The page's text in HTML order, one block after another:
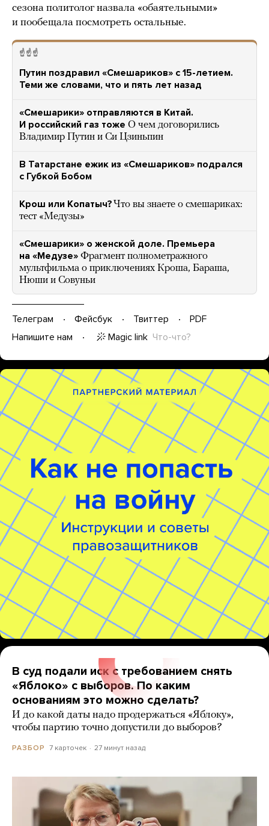
сезона политолог назвала «обаятельными»
и пообещала посмотреть остальные.
☝️☝️☝️
Путин поздравил «Смешариков» с 15-летием.
Теми же словами, что и пять лет назад
«Смешарики» отправляются в Китай.
И российский газ тоже О чем договорились
Владимир Путин и Си Цзиньпин
В Татарстане ежик из «Смешариков» подрался
с Губкой Бобом
Крош или Копатыч? Что вы знаете о смешариках:
тест «Медузы»
«Смешарики» о женской доле. Премьера
на «Медузе» Фрагмент полнометражного
мультфильма о приключениях Кроша, Бараша,
Нюши и Совуньи
Телеграм Фейсбук Твиттер
PDF
Напишите нам
Magic link Что-что?
В суд подали иск с требованием снять
«Яблоко» с выборов. По каким
основаниям это можно сделать?
И до какой даты надо продержаться «Яблоку»,
чтобы партию точно допустили до выборов?
РАЗБОР 7 карточек 27 минут назад